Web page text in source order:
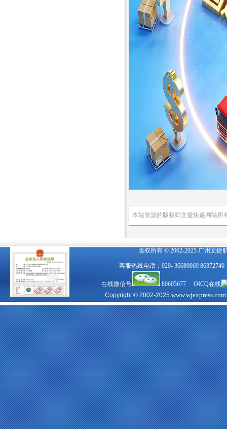
本站资源的版权归文捷快递网站所
版权所有 © 2002-2025 广州文捷
客服热线电话：020- 36680069
在线微信号
:80605677 OICQ在线
Copyright © 2002-2025 www.wjexpress.com